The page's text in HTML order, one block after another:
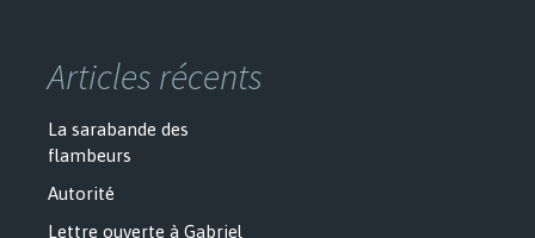
Articles récents
La sarabande des
flambeurs
Autorité
Lettre ouverte à Gabriel